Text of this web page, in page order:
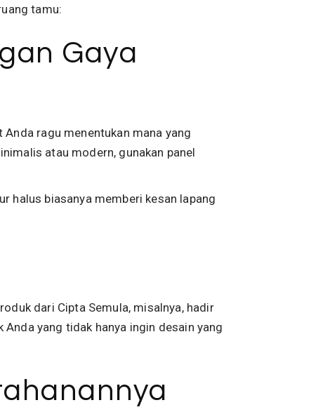
tamu:
Gaya
ragu menentukan mana yang
atau modern, gunakan panel
halus biasanya memberi kesan lapang
dari Cipta Semula, misalnya, hadir
yang tidak hanya ingin desain yang